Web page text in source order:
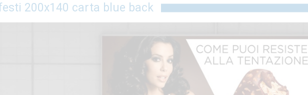
200x140 carta blue back